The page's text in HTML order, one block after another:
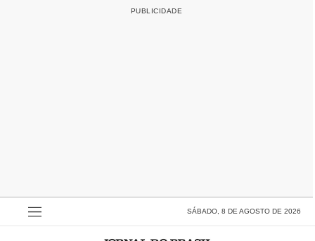
SÁBADO, 8 DE AGOSTO DE 2026